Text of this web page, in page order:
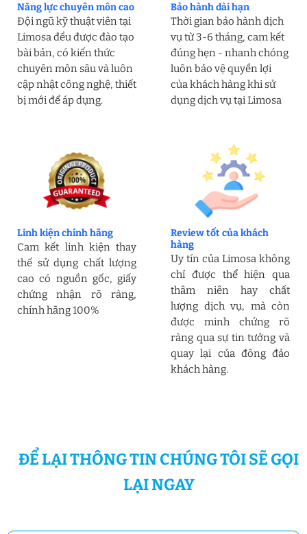
Năng lực chuyên môn cao
Đội ngũ kỹ thuật viên tại
Limosa đều được đào tạo
bài bản, có kiến thức
chuyên môn sâu và luôn
cập nhật công nghệ, thiết
bị mới để áp dụng.
Bảo hành dài hạn
Thời gian bảo hành dịch
vụ từ 3-6 tháng, cam kết
đúng hẹn - nhanh chóng
luôn bảo vệ quyền lợi
của khách hàng khi sử
dụng dịch vụ tại Limosa
Linh kiện chính hãng
Cam kết linh kiện thay
thế sử dụng chất lượng
cao có nguồn gốc, giấy
chứng nhận rõ ràng,
chính hãng 100%
Review tốt của khách
hàng
Uy tín của Limosa không
chỉ được thể hiện qua
thâm niên hay chất
lượng dịch vụ, mà còn
được minh chứng rõ
ràng qua sự tin tưởng và
quay lại của đông đảo
khách hàng.
ĐỂ LẠI THÔNG TIN CHÚNG TÔI SẼ GỌI
LẠI NGAY